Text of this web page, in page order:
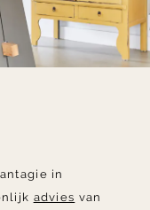
in
advies van